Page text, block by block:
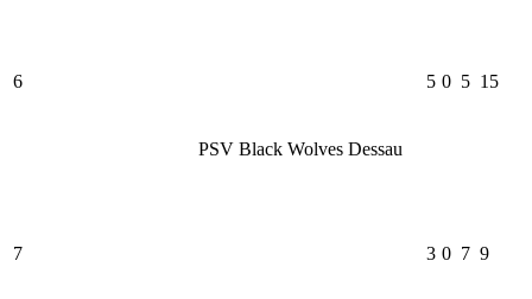
6
PSV Black Wolves Dessau
5 0 5 15
7 3 0 7 9